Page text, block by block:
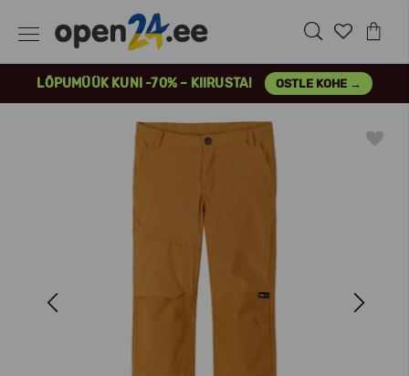
LÕPUMÜÜK KUNI -70% – KIIRUSTA! OSTLE KOHE →
Next